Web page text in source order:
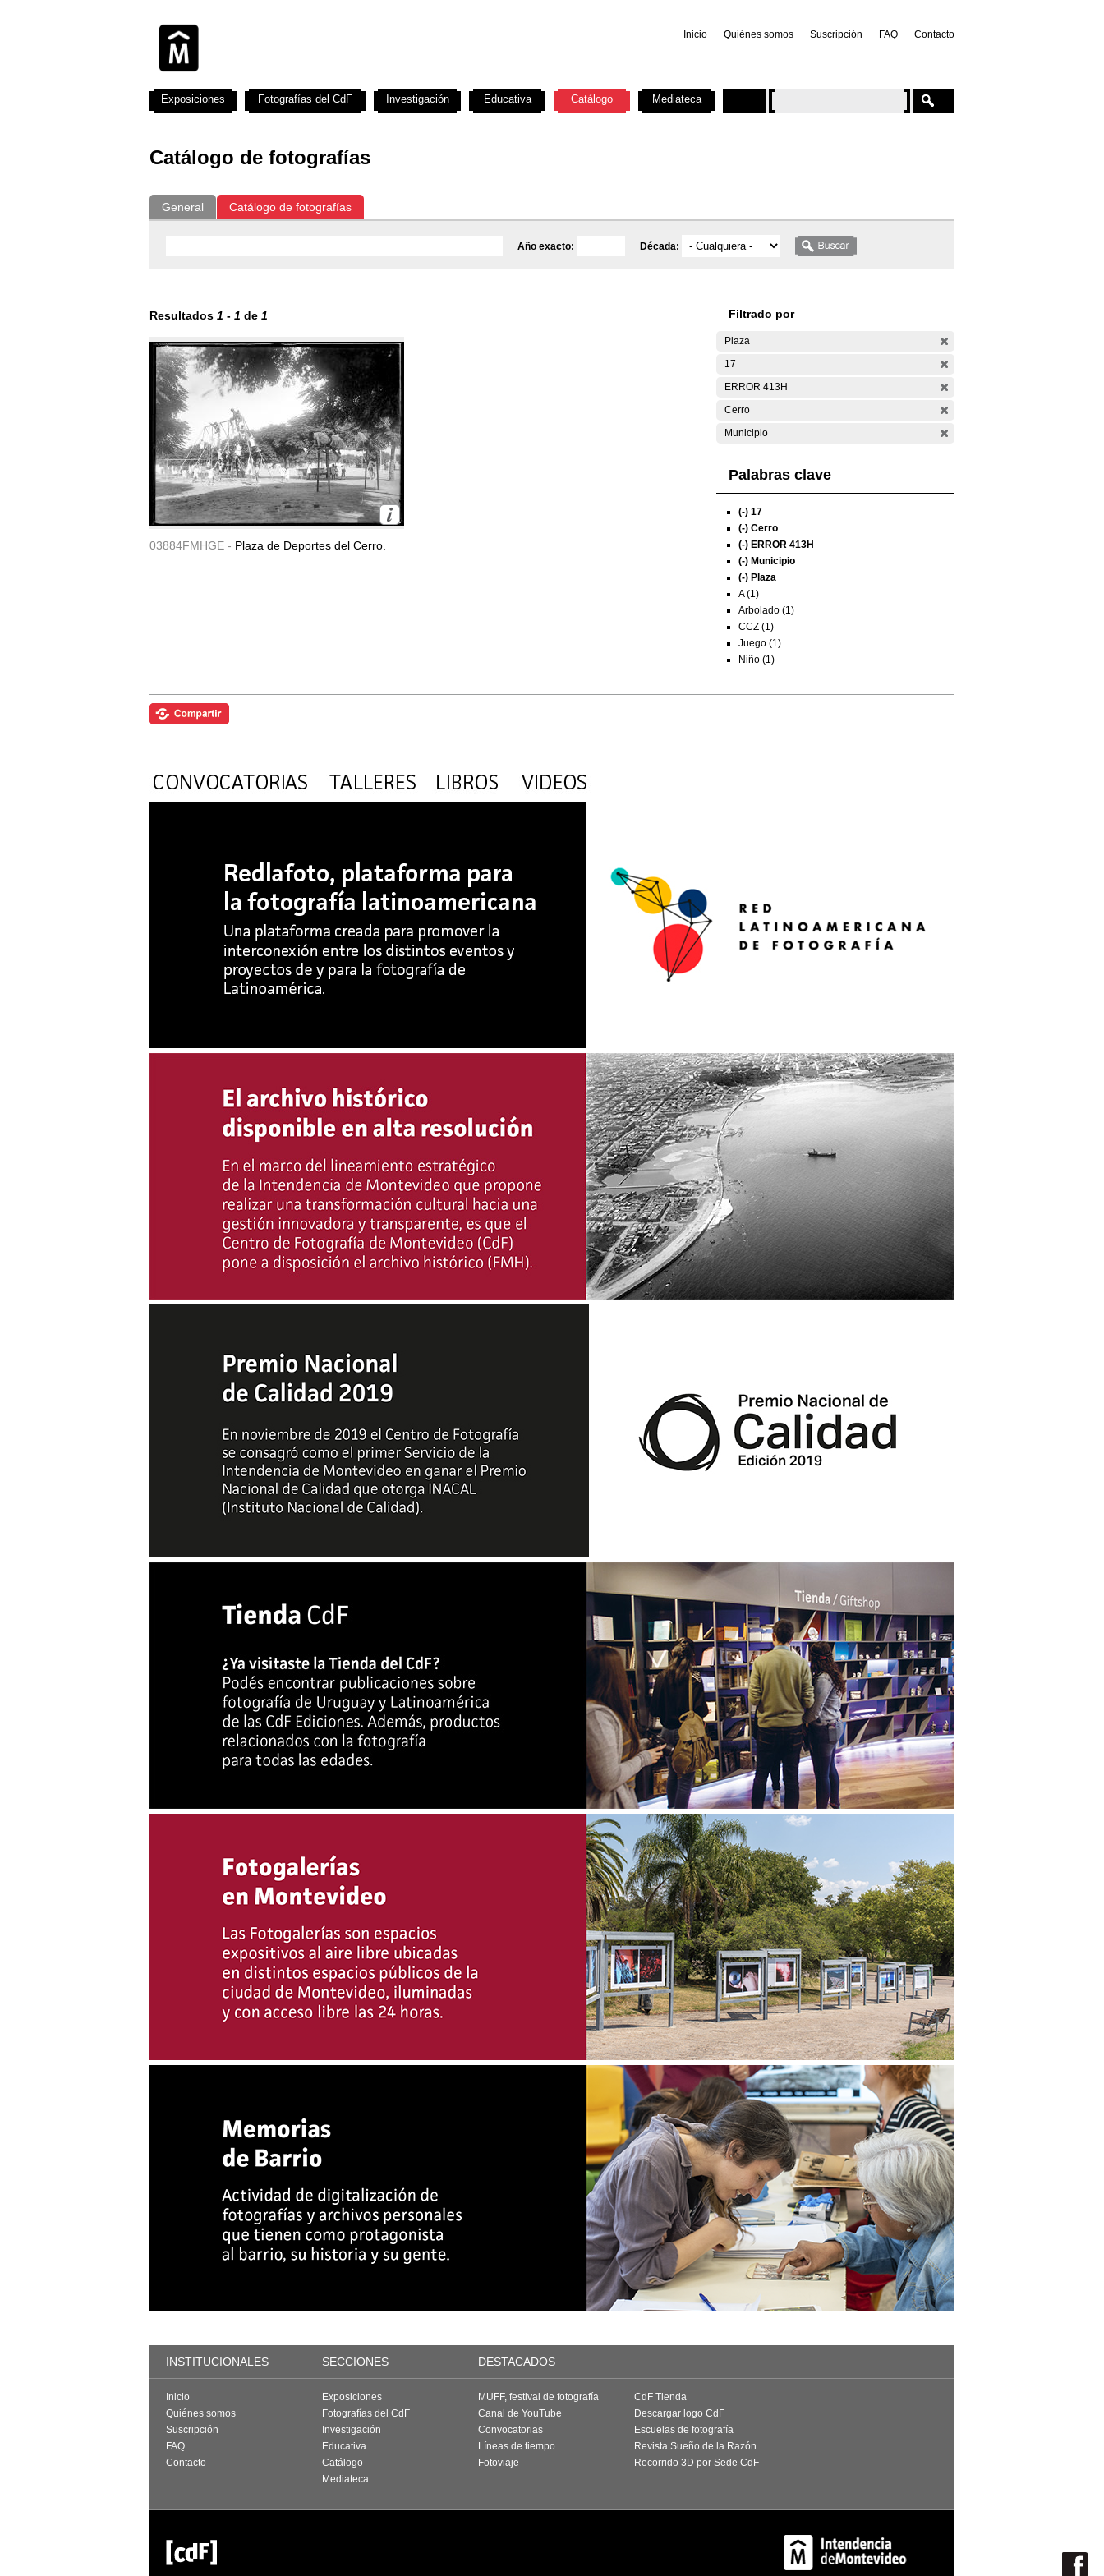
Inicio Quiénes somos Suscripción FAQ Contacto
Catálogo de fotografías
General Catálogo de fotografías
Año exacto: Década:
Resultados 1 - 1 de 1
03884FMHGE - Plaza de Deportes del Cerro.
Filtrado por
Plaza
17
ERROR 413H
Cerro
Municipio
Palabras clave
(-) 17
(-) Cerro
(-) ERROR 413H
(-) Municipio
(-) Plaza
A (1)
Arbolado (1)
CCZ (1)
Juego (1)
Niño (1)
Exposiciones Fotografías del CdF Investigación Educativa Catálogo Mediateca
INSTITUCIONALES SECCIONES DESTACADOS
Inicio
Quiénes somos
Suscripción
FAQ
Contacto
Exposiciones
Fotografías del CdF
Investigación
Educativa
Catálogo
Mediateca
MUFF, festival de fotografía
Canal de YouTube
Convocatorias
Líneas de tiempo
Fotoviaje
CdF Tienda
Descargar logo CdF
Escuelas de fotografía
Revista Sueño de la Razón
Recorrido 3D por Sede CdF